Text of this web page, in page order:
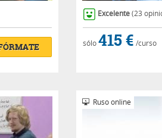
Excelente (23
sólo415 € /curso
Ruso online